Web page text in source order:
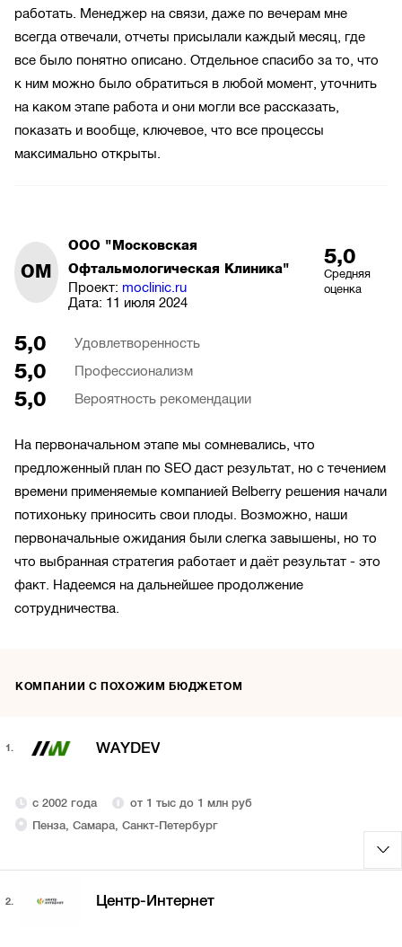
работать. Менеджер на связи, даже по вечерам мне
всегда отвечали, отчеты присылали каждый месяц, где
все было понятно описано. Отдельное спасибо за то, что
к ним можно было обратиться в любой момент, уточнить
на каком этапе работа и они могли все рассказать,
показать и вообще, ключевое, что все процессы
максимально открыты.
ОМ
ООО "Московская
Офтальмологическая Клиника"
Проект: moclinic.ru
Дата: 11 июля 2024
5,0
Средняя
оценка
5,0 Удовлетворенность
5,0 Профессионализм
5,0 Вероятность рекомендации
На первоначальном этапе мы сомневались, что
предложенный план по SEO даст результат, но с течением
времени применяемые компанией Belberry решения начали
потихоньку приносить свои плоды. Возможно, наши
первоначальные ожидания были слегка завышены, но то
что выбранная стратегия работает и даёт результат - это
факт. Надеемся на дальнейшее продолжение
сотрудничества.
КОМПАНИИ С ПОХОЖИМ БЮДЖЕТОМ
1. WAYDEV
с 2002 года
от 1 тыс до 1 млн руб
Пенза, Самара, Санкт-Петербург
2. Центр-Интернет